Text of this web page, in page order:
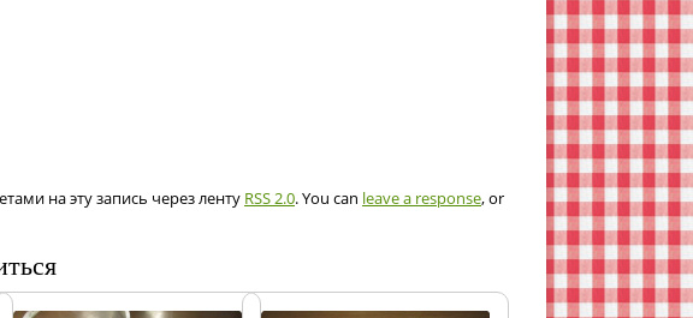
на эту запись через ленту RSS 2.0. You can leave a response, or